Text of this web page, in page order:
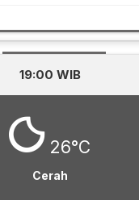
19:00 WIB
26°C
Cerah